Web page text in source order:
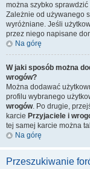
można szybko sprawdzić
Zależnie od używanego
wyróżniane. Jeśli
przez niego napisane
Na górę
W jaki sposób można
wrogów?
Można dodawać
profilu wybranego
wrogów. Po drugie,
karcie Przyjaciele i
tej samej karcie można
Na górę
Przeszukiwanie